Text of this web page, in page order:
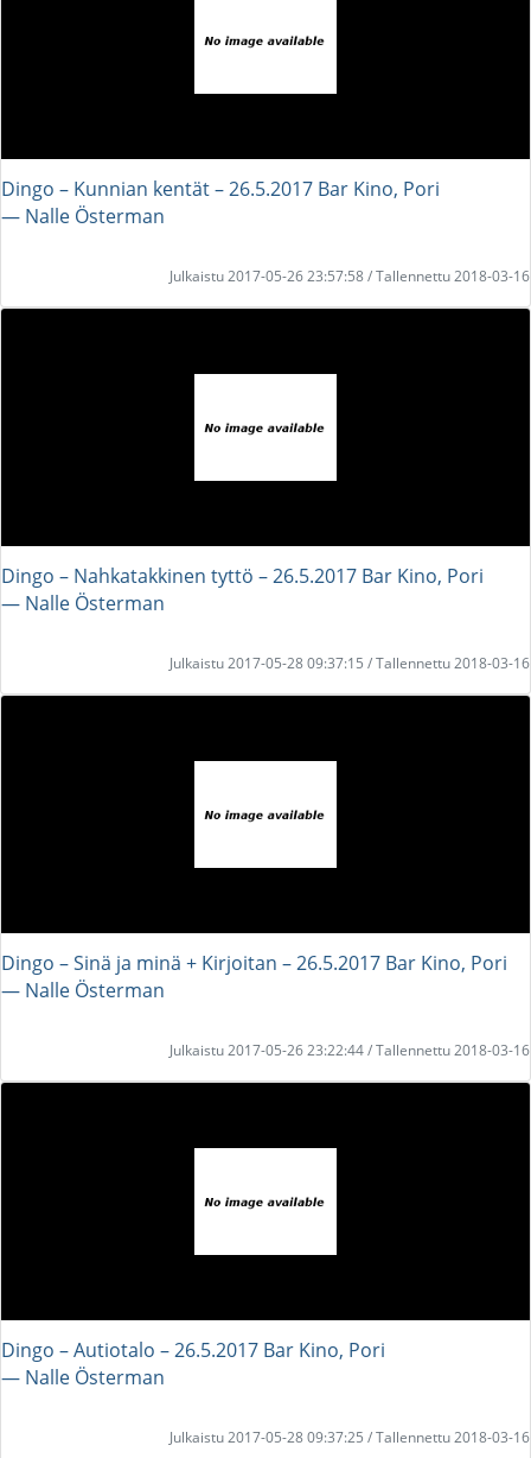
Dingo – Kunnian kentät – 26.5.2017 Bar Kino, Pori
― Nalle Österman
Julkaistu 2017-05-26 23:57:58 / Tallennettu 2018-03-16
Dingo – Nahkatakkinen tyttö – 26.5.2017 Bar Kino, Pori
― Nalle Österman
Julkaistu 2017-05-28 09:37:15 / Tallennettu 2018-03-16
Dingo – Sinä ja minä + Kirjoitan – 26.5.2017 Bar Kino, Pori
― Nalle Österman
Julkaistu 2017-05-26 23:22:44 / Tallennettu 2018-03-16
Dingo – Autiotalo – 26.5.2017 Bar Kino, Pori
― Nalle Österman
Julkaistu 2017-05-28 09:37:25 / Tallennettu 2018-03-16